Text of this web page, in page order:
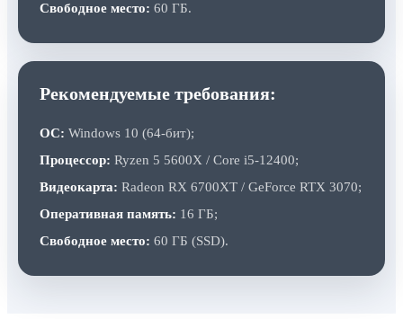
Свободное место: 60 ГБ.
Рекомендуемые требования:
ОС: Windows 10 (64-бит);
Процессор: Ryzen 5 5600X / Core i5-12400;
Видеокарта: Radeon RX 6700XT / GeForce RTX 3070;
Оперативная память: 16 ГБ;
Свободное место: 60 ГБ (SSD).